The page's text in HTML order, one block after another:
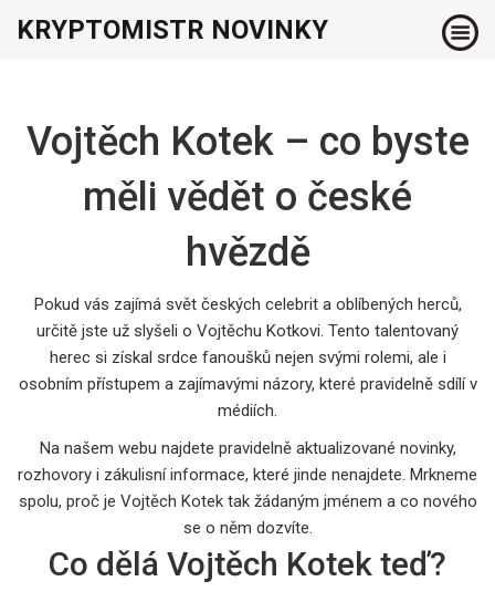
KRYPTOMISTR NOVINKY
Vojtěch Kotek – co byste
měli vědět o české
hvězdě
Pokud vás zajímá svět českých celebrit a oblíbených herců,
určitě jste už slyšeli o Vojtěchu Kotkovi. Tento talentovaný
herec si získal srdce fanoušků nejen svými rolemi, ale i
osobním přístupem a zajímavými názory, které pravidelně sdílí v
médiích.
Na našem webu najdete pravidelně aktualizované novinky,
rozhovory i zákulisní informace, které jinde nenajdete. Mrkneme
spolu, proč je Vojtěch Kotek tak žádaným jménem a co nového
se o něm dozvíte.
Co dělá Vojtěch Kotek teď?